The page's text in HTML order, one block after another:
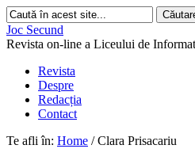
Joc Secund
Revista on-line a Liceului de
Revista
Despre
Redacția
Contact
Te afli în: Home / Clara Prisacariu